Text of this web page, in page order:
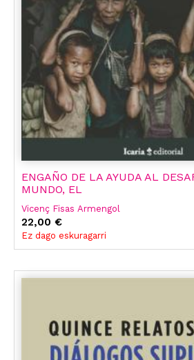
ENGAÑO DE LA AYUDA AL
MUNDO, EL
Vicenç Fisas Armengol
22,00 €
Ez dago eskuragarri